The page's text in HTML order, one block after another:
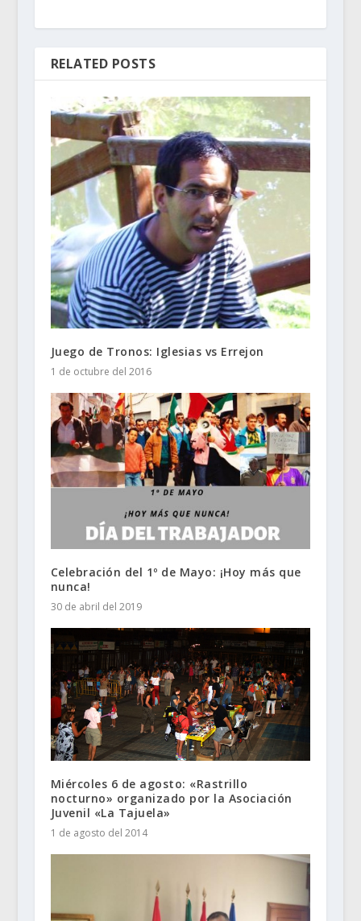
RELATED POSTS
Juego de Tronos: Iglesias vs Errejon
1 de octubre del 2016
Celebración del 1º de Mayo: ¡Hoy más que
nunca!
30 de abril del 2019
Miércoles 6 de agosto: «Rastrillo
nocturno» organizado por la Asociación
Juvenil «La Tajuela»
1 de agosto del 2014